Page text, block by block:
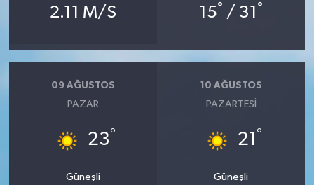
2.11 M/S 15° / 31 °
09 AĞUSTOS
PAZAR
23°
Güneşli
10 AĞUSTOS
PAZARTESI
21 °
Güneşli